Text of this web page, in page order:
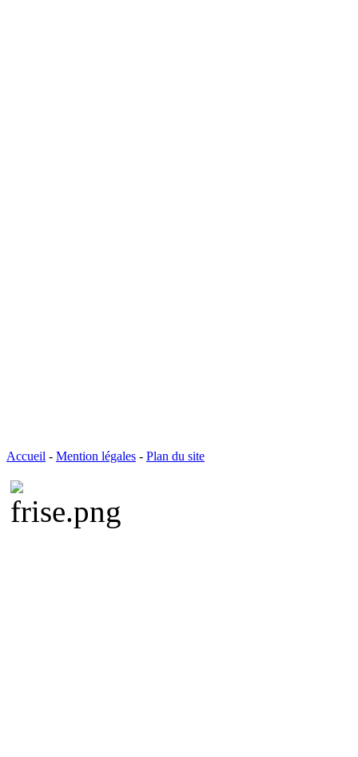
Accueil - Mention légales - Plan du site